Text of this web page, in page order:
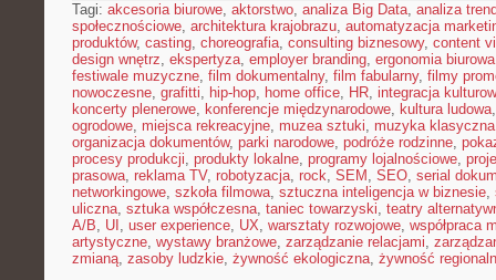
Tagi: akcesoria biurowe, aktorstwo, analiza Big Data, analiza
społecznościowe, architektura krajobrazu, automatyzacja
produktów, casting, choreografia, consulting biznesowy, content
design wnętrz, ekspertyza, employer branding, ergonomia biurowa
festiwale muzyczne, film dokumentalny, film fabularny, filmy
nowoczesne, grafitti, hip-hop, home office, HR, integracja
koncerty plenerowe, konferencje międzynarodowe, kultura ludowa
ogrodowe, miejsca rekreacyjne, muzea sztuki, muzyka klasyczna
organizacja dokumentów, parki narodowe, podróże rodzinne,
procesy produkcji, produkty lokalne, programy lojalnościowe,
prasowa, reklama TV, robotyzacja, rock, SEM , SEO, serial
networkingowe, szkoła filmowa, sztuczna inteligencja w biznesie,
uliczna, sztuka współczesna, taniec towarzyski, teatry
A/B, UI , user experience, UX, warsztaty rozwojowe, współpraca
artystyczne, wystawy branżowe, zarządzanie relacjami,
zmianą, zasoby ludzkie, żywność ekologiczna, żywność